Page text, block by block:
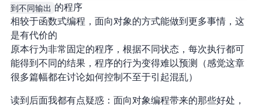
到不同输出 的程序
相较于函数式编程，面向对象的方式能做到更多事情，but…这
是有代价的
原本行为非常固定的程序，根据不同状态，每次执行都可
能得到不同的结果，程序的行为变得难以预测（感觉这章
很多篇幅都在讨论如何控制 status 不至于引起混乱）
读到后面我都有点疑惑：面向对象编程带来的那些好处，